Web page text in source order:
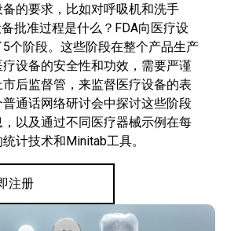
的要求，比如对呼吸机和洗手
批准过程是什么？FDA向医疗设
个阶段。这些阶段在整个产品生产
设备的安全性和功效，需要严谨
后监督管，来监督医疗设备的表
通话网络研讨会中探讨这些阶段
以及通过不同医疗器械示例在每
计技术和Minitab工具。
注册